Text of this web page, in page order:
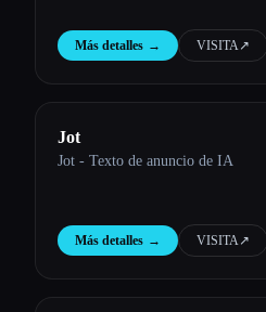
Más detalles → VISITA↗︎
Jot
Jot - Texto de anuncio de IA
Más detalles → VISITA↗︎